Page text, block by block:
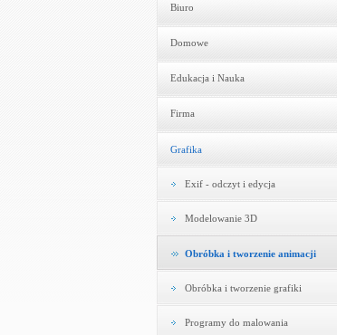
Biuro
Domowe
Edukacja i Nauka
Firma
Grafika
Exif - odczyt i edycja
Modelowanie 3D
Obróbka i tworzenie animacji
Obróbka i tworzenie grafiki
Programy do malowania